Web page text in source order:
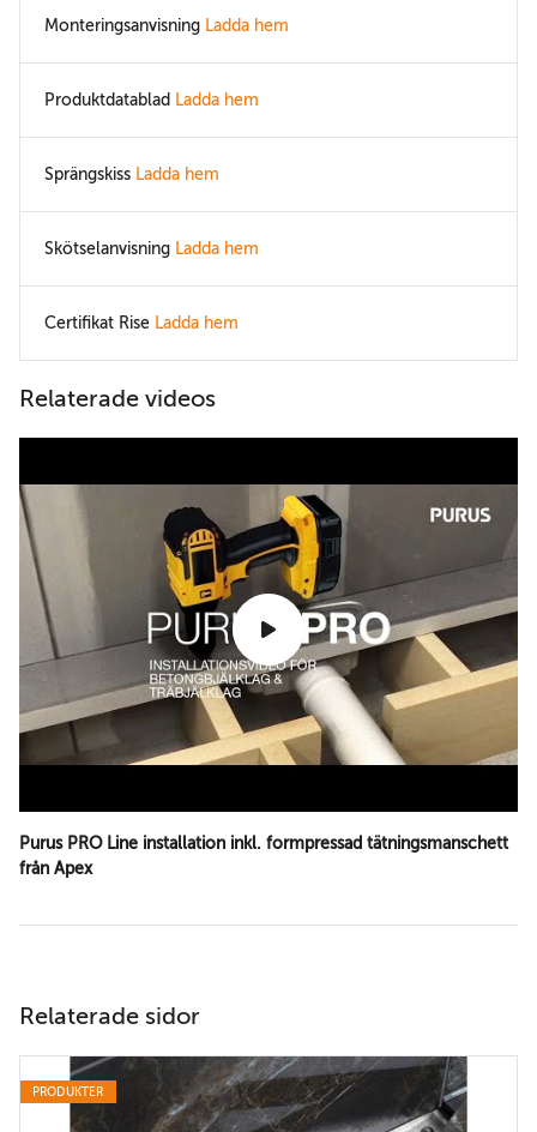
Monteringsanvisning Ladda hem
Produktdatablad Ladda hem
Sprängskiss Ladda hem
Skötselanvisning Ladda hem
Certifikat Rise Ladda hem
Relaterade videos
Purus PRO Line installation inkl. formpressad tätningsmanschett
från Apex
Relaterade sidor
PRODUKTER